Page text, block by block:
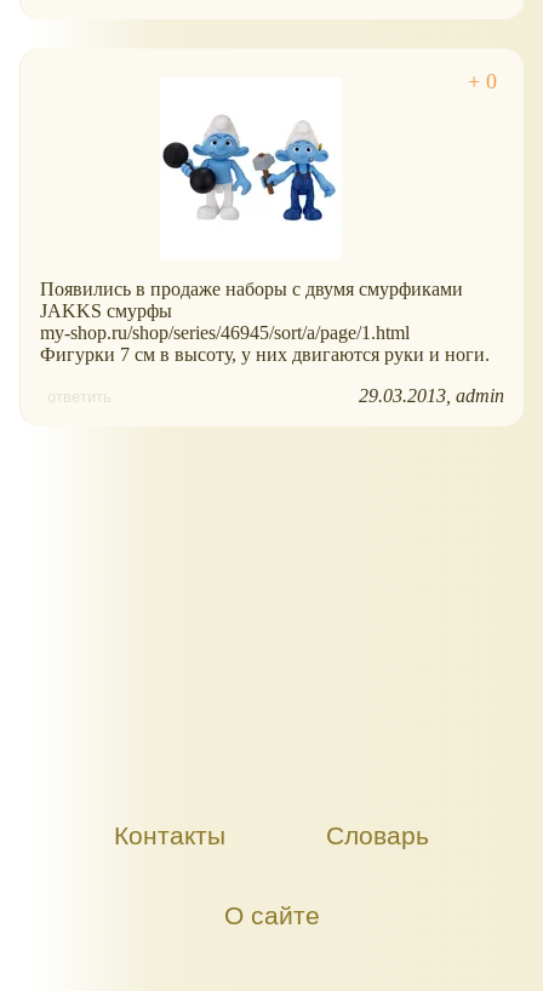
Появились в продаже наборы с двумя смурфиками
JAKKS смурфы
my-shop.ru/shop/series/46945/sort/a/page/1.html
Фигурки 7 см в высоту, у них двигаются руки и ноги.
ответить 29.03.2013 admin
Контакты Словарь
О сайте